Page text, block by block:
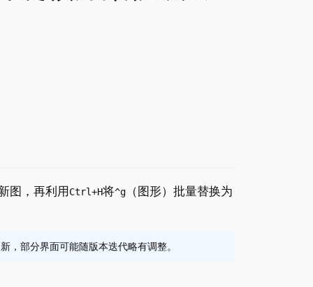
图，再利用 Ctrl+H将^g （图形）批量替换为
部分界面可能随版本迭代略有调整。